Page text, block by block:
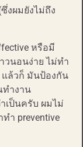
งผมยังไม่ถึง
หรือมี
วนอนง่าย ไม่ทำ
แล้วก็ มันป้องกัน
ทำงาน
เป็นครับ ผมไม่
ำ preventive